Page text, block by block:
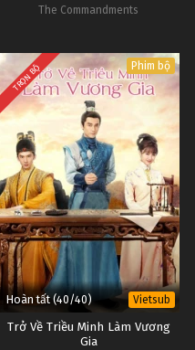
The Commandments
TRỌN BỘ Phim bộ
Hoàn tất (40/40) Vietsub
Trở Về Triều Minh Làm Vương
Gia